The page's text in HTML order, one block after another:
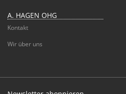
A. HAGEN OHG
Kontakt
Wir über uns